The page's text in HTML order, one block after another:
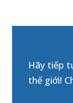
Hãy tiếp
thế giới!